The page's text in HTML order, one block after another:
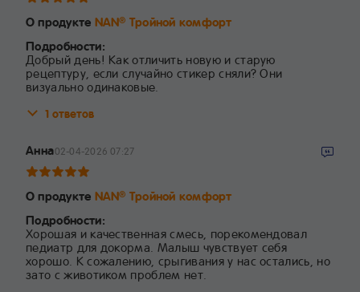
О продукте NAN® Тройной комфорт
Подробности:
Добрый день! Как отличить новую и старую
рецептуру, если случайно стикер сняли? Они
визуально одинаковые.
1 ответов
Анна02-04-2026 07:27
О продукте NAN® Тройной комфорт
Подробности:
Хорошая и качественная смесь, порекомендовал
педиатр для докорма. Малыш чувствует себя
хорошо. К сожалению, срыгивания у нас остались, но
зато с животиком проблем нет.